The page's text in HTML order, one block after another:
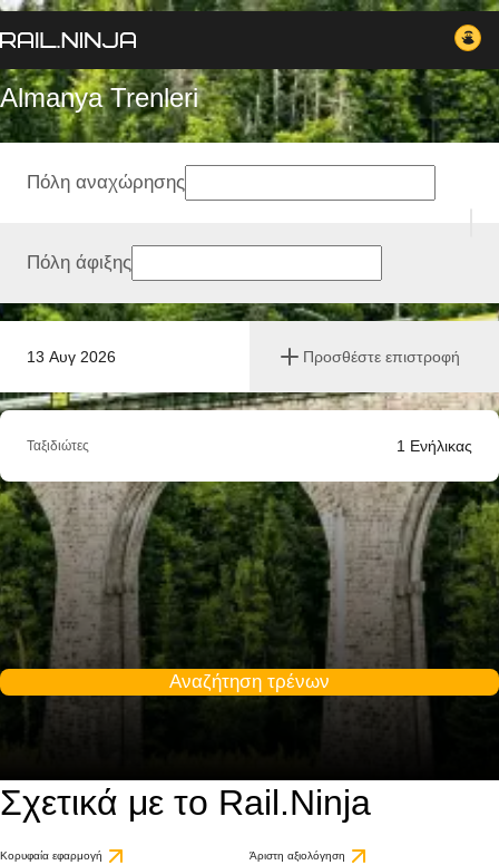
Almanya Trenleri
13 Αυγ 2026 Προσθέστε επιστροφή
Πόλη αναχώρησης
Πόλη άφιξης
Ταξιδιώτες 1 Ενήλικας
Αναζήτηση τρένων
Σχετικά με το Rail.Ninja
Κορυφαία εφαρμογή Άριστη αξιολόγηση